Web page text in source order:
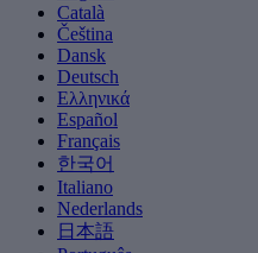
Català
Čeština
Dansk
Deutsch
Ελληνικά
Español
Français
한국어
Italiano
Nederlands
日本語